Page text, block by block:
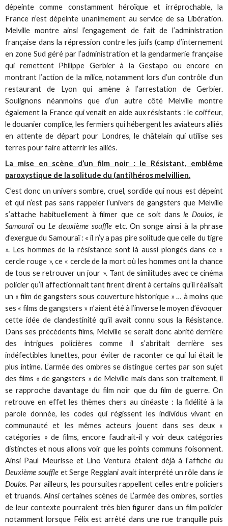
dépeinte comme constamment héroïque et irréprochable, la
France n’est dépeinte unanimement au service de sa Libération.
Melville montre ainsi l’engagement de fait de l’administration
française dans la répression contre les juifs (camp d’internement
en zone Sud géré par l’administration et la gendarmerie française
qui remettent Philippe Gerbier à la Gestapo ou encore en
montrant l’action de la milice, notamment lors d’un contrôle d’un
restaurant de Lyon qui amène à l’arrestation de Gerbier.
Soulignons néanmoins que d’un autre côté Melville montre
également la France qui venait en aide aux résistants : le coiffeur,
le douanier complice, les fermiers qui hébergent les aviateurs alliés
en attente de départ pour Londres, le châtelain qui utilise ses
terres pour faire atterrir les alliés.
La mise en scène d’un film noir : le Résistant, emblême
paroxystique de la solitude du (anti)héros melvillien.
C’est donc un univers sombre, cruel, sordide qui nous est dépeint
et qui n’est pas sans rappeler l’univers de gangsters que Melville
s’attache habituellement à filmer que ce soit dansle Doulos, le
Samouraïou Le deuxième souffleetc. On songe ainsi à la phrase
d’exergue du Samouraï : « il n’y a pas pire solitude que celle du tigre
». Les hommes de la résistance sont là aussi plongés dans ce «
cercle rouge », ce « cercle de la mort où les hommes ont la chance
de tous se retrouver un jour ». Tant de similitudes avec ce cinéma
policier qu’il affectionnait tant firent dirent à certains qu’il réalisait
un « film de gangsters sous couverture historique » … à moins que
ses « films de gangsters » n’aient été à l’inverse le moyen d’évoquer
cette idée de clandestinité qu’il avait connu sous la Résistance.
Dans ses précédents films, Melville se serait donc abrité derrière
des intrigues policières comme il s’abritait derrière ses
indéfectibles lunettes, pour éviter de raconter ce qui lui était le
plus intime. L’armée des ombres se distingue certes par son sujet
des films « de gangsters » de Melville mais dans son traitement, il
se rapproche davantage du film noir que du film de guerre. On
retrouve en effet les thèmes chers au cinéaste : la fidélité à la
parole donnée, les codes qui régissent les individus vivant en
communauté et les mêmes acteurs jouent dans ses deux «
catégories » de films, encore faudrait-il y voir deux catégories
distinctes et nous allons voir que les points communs foisonnent.
Ainsi Paul Meurisse et Lino Ventura étaient déjà à l’affiche du
Deuxième souffleet Serge Reggiani avait interprété un rôle dans le
Doulos. Par ailleurs, les poursuites rappellent celles entre policiers
et truands. Ainsi certaines scènes de L’armée des ombres, sorties
de leur contexte pourraient très bien figurer dans un film policier
notamment lorsque Félix est arrêté dans une rue tranquille puis